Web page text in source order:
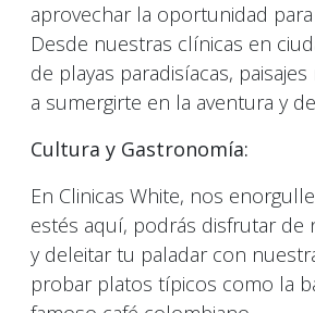
aprovechar la oportunidad
Desde nuestras clínicas en
de playas paradisíacas,
a sumergirte en la aventura y
Cultura y Gastronomía:
En Clinicas White, nos
estés aquí, podrás disfrutar
y deleitar tu paladar con
probar platos típicos como la